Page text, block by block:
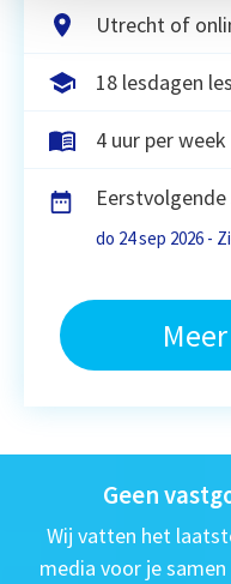
Utrecht of
18 lesdagen
4 uur per
do 24 sep 2026 -
Geen
Wij vatten het
media voor je